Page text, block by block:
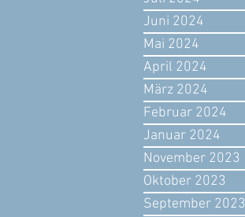
Juni 2024
Mai 2024
April 2024
März 2024
Februar 2024
Januar 2024
November 2023
Oktober 2023
September 2023